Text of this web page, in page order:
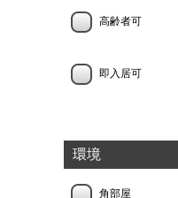
高齢者可
即入居可
環境
角部屋